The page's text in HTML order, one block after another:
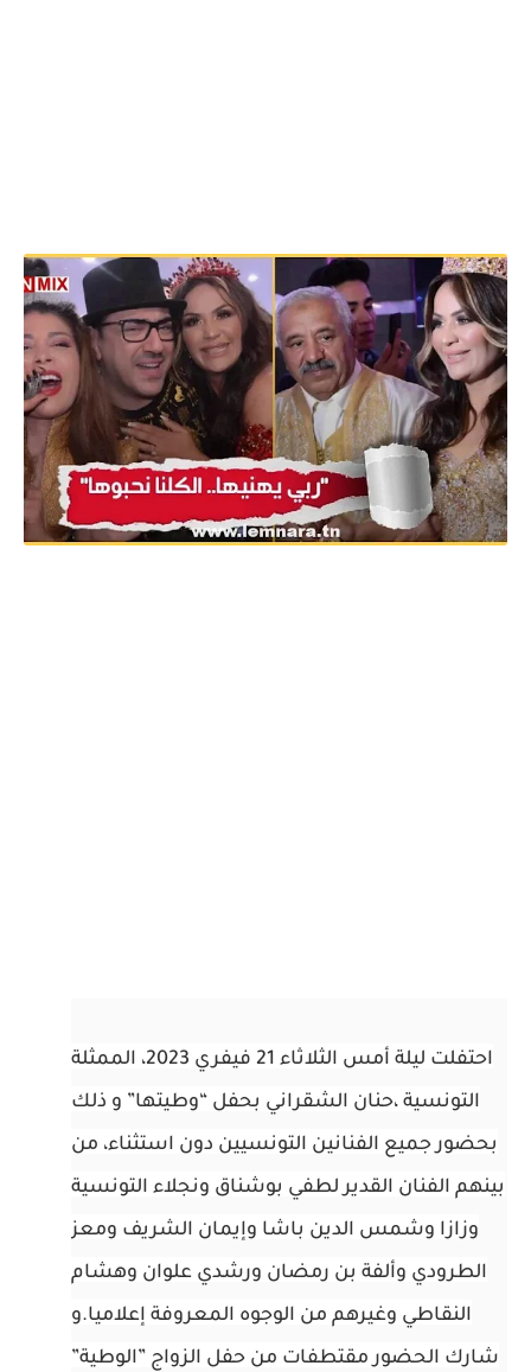
احتفلت ليلة أمس الثلاثاء 21 فيفري 2023، الممثلة
التونسية ،حنان الشقراني بحفل “وطيتها” و ذلك
بحضور جميع الفنانين التونسيين دون استثناء، من
بينهم الفنان القدير لطفي بوشناق ونجلاء التونسية
وزازا وشمس الدين باشا وإيمان الشريف ومعز
الطرودي وألفة بن رمضان ورشدي علوان وهشام
النقاطي وغيرهم من الوجوه المعروفة إعلاميا.و
شارك الحضور مقتطفات من حفل الزواج ”الوطية”